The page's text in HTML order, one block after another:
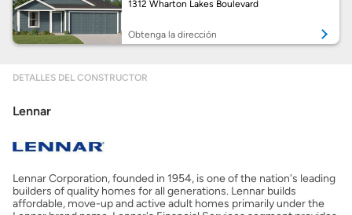
Preparar mi casa para la venta
Seguro de propietarios
1312 Wharton Lakes Boulevard
Obtenga la dirección
DETALLES DEL CONSTRUCTOR
Lennar
Lennar Corporation, founded in 1954, is one of the nation's leading
builders of quality homes for all generations. Lennar builds
affordable, move-up and active adult homes primarily under the